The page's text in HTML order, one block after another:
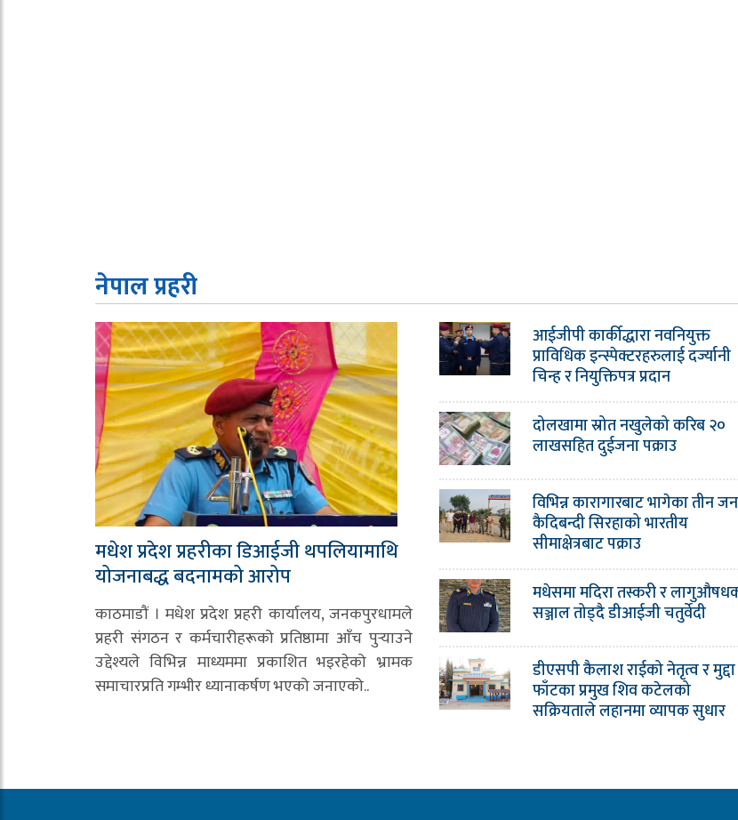
नेपाल प्रहरी
मधेश प्रदेश प्रहरीका डिआईजी थपलियामाथि
योजनाबद्ध बदनामको आरोप
काठमाडौं । मधेश प्रदेश प्रहरी कार्यालय, जनकपुरधामले
प्रहरी संगठन र कर्मचारीहरूको प्रतिष्ठामा आँच पुर्‍याउने
उद्देश्यले विभिन्न माध्यममा प्रकाशित भइरहेको भ्रामक
समाचारप्रति गम्भीर ध्यानाकर्षण भएको जनाएको..
आईजीपी कार्कीद्धारा नवनियुक्त
प्राविधिक इन्स्पेक्टरहरुलाई दर्ज्यानी
चिन्ह र नियुक्तिपत्र प्रदान
दोलखामा स्रोत नखुलेको करिब २०
लाखसहित दुईजना पक्राउ
विभिन्न कारागारबाट भागेका तीन
कैदिबन्दी सिरहाको भारतीय
सीमाक्षेत्रबाट पक्राउ
मधेसमा मदिरा तस्करी र
सञ्जाल तोड्दै डीआईजी चतुर्वेदी
डीएसपी कैलाश राईको नेतृत्व र मुद्दा
फाँटका प्रमुख शिव कटेलको
सक्रियताले लहानमा व्यापक सुधार